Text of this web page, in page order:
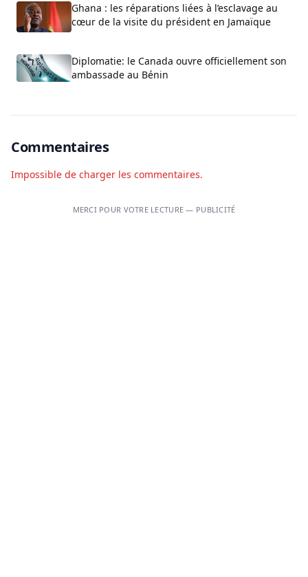
Ghana : les réparations liées à l’esclavage au
cœur de la visite du président en Jamaïque
Diplomatie: le Canada ouvre officiellement son
ambassade au Bénin
Commentaires
Impossible de charger les commentaires.
MERCI POUR VOTRE LECTURE — PUBLICITÉ